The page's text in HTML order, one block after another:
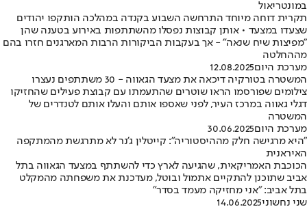
במונטריאול
תקרית דוחה מיוחד התרחשה השבוע בקנדה במהלכה הותקפו יהודים
שצעדו במצעד • אותן קבוצות נפסלו מהשתתפות באירוע בטענה שהן
"מפיצות שיח שנאה" - אך בעקבות הביקורות הרבות המארגנים חזרו בהם
מההחלטה
מערכת היום12.08.2025
המשטרה בטורקיה דיכאה את מצעד הגאווה - 30 משתתפים נעצרו
צילומים שפורסמו הראו שוטרים שהתעמתו עם קבוצת פעילים שהחזיקו
דגלי גאווה במרכז העיר, לפני שאספו אותם והעלו אותם לטנדרים של
המשטרה
מערכת היום30.06.2025
"היא מרגישה חלק מההיסטוריה": קייטלין ג'נר לא מתרגשת מהמתקפה
האיראנית
הכוכבת האמריקאית, שהגיעה לארץ כדי להשתתף במצעד הגאווה בתל
אביב שתוכנן להתקיים אתמול ובוטל, מעדכנת את משפחתה מהמקלט
בתל אביב: "אני מחזיקה מעמד בסדר"
שני נחשוני14.06.2025